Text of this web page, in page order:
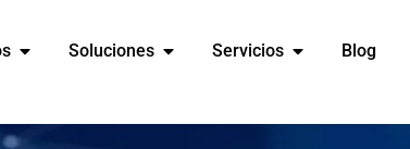
Soluciones Servicios Blog